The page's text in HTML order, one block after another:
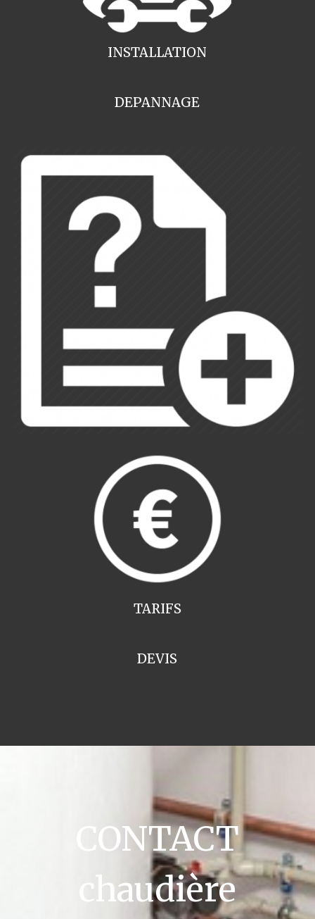
INSTALLATION
DEPANNAGE
TARIFS
DEVIS
CONTACT
chaudière